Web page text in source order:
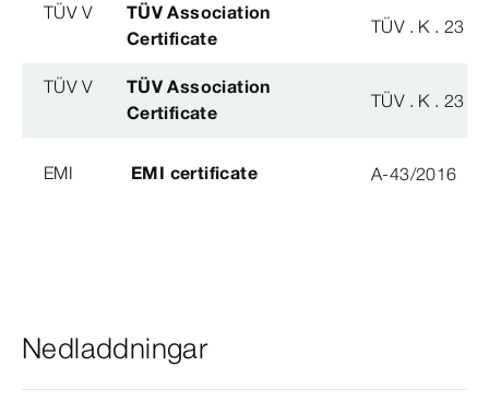
TÜV V
TÜV Association
Certificate
TÜV . K . 23 -
TÜV V
TÜV Association
Certificate
TÜV . K . 23 -
EMI EMI certificate A-43/2016
Nedladdningar